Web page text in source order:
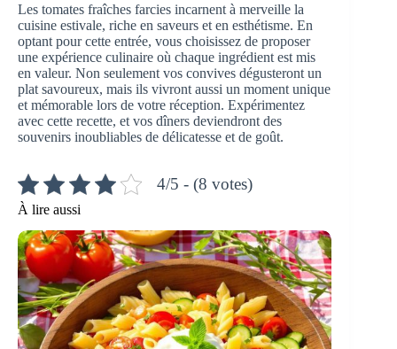
Les tomates fraîches farcies incarnent à merveille la
cuisine estivale, riche en saveurs et en esthétisme. En
optant pour cette entrée, vous choisissez de proposer
une expérience culinaire où chaque ingrédient est mis
en valeur. Non seulement vos convives dégusteront un
plat savoureux, mais ils vivront aussi un moment unique
et mémorable lors de votre réception. Expérimentez
avec cette recette, et vos dîners deviendront des
souvenirs inoubliables de délicatesse et de goût.
4/5 - (8 votes)
À lire aussi